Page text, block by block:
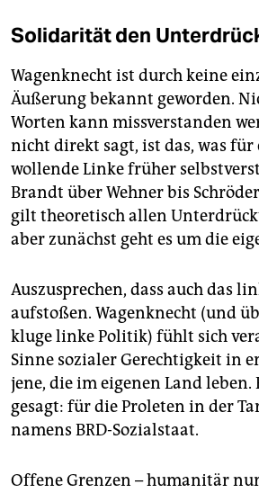
Solidarität den
Wagenknecht ist durch keine
Äußerung bekannt geworden.
Worten kann missverstanden
nicht direkt sagt, ist das, was
wollende Linke früher
Brandt über Wehner bis
gilt theoretisch allen
aber zunächst geht es um die
Auszusprechen, dass auch das
aufstoßen. Wagenknecht (und
kluge linke Politik) fühlt sich
Sinne sozialer Gerechtigkeit in
jene, die im eigenen Land
gesagt: für die Proleten in der
namens BRD-Sozialstaat.
Offene Grenzen – humanitär